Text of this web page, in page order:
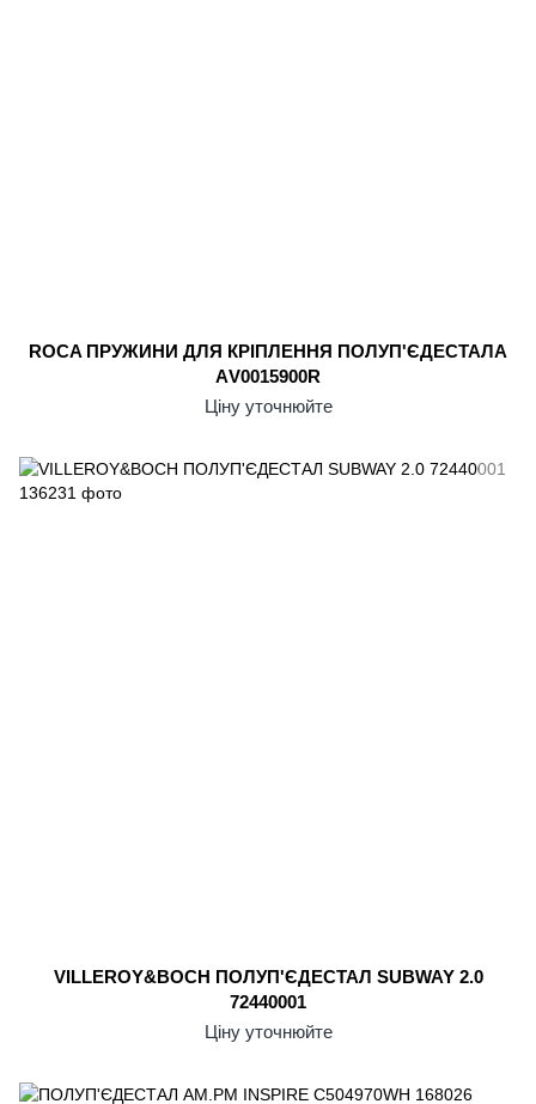
ROCA ПРУЖИНИ ДЛЯ КРІПЛЕННЯ ПОЛУП'ЄДЕСТАЛА
АV0015900R
Ціну уточнюйте
VILLEROY&BOCH ПОЛУП'ЄДЕСТАЛ SUBWAY 2.0
72440001
Ціну уточнюйте